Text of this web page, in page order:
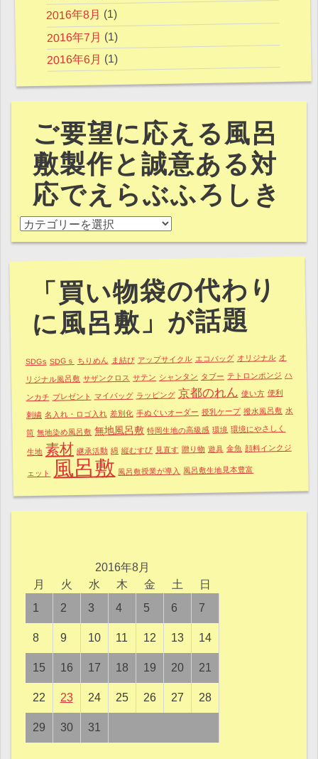
2016年8月 (1)
2016年7月 (1)
2016年6月 (1)
ご要望に応える風呂
敷製作と誠意ある対
応でえらぶふろしき
ご要望に応える風呂敷製作と誠意ある対応でえらぶふろし
「買い物袋の代わり
に風呂敷」が話題
SDGs SDGｓ ちりめん ま結び アップサイクル エコバッグ オリジナル オ
リジナル風呂敷 サザンクロス サテン シャンタン タブー テトロンポンジ ハ
ンカチ プレゼント マイバッグ ラッピング 京都のれん 使い方 便利
刺繍 名入れ・ロゴ入れ 差別化 手ぬぐいオーダー 授乳ケープ 撥水風呂敷 水
筒 無地染め風呂敷 無地風呂敷 特岡生地の高級感 環境 環境にやさしく
生地 素材 継承活動 綿 縦むすび 見直す 贈り物 遊具 金魚 顔料インクジ
ェット 風呂敷 風呂敷授業が導入 風呂敷生地見本豊富
2016年8月
月
火 水 木 金 土
日
1
2 3 4 5 6 7
8 9 10 11 12 13 14
15 16 17 18 19 20 21
22 23 24 25 26 27 28
29 30 31